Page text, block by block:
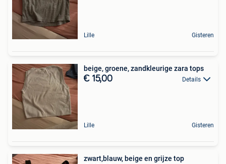
Lille Gisteren
beige, groene, zandkleurige zara tops
€ 15,00 Details
Lille Gisteren
zwart,blauw, beige en grijze top